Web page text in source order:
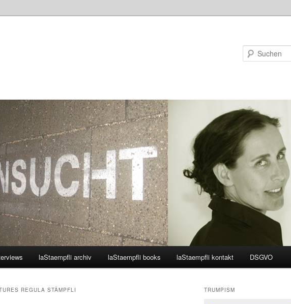
laStaempfli archiv laStaempfli books laStaempfli kontakt DSGVO
REGULA STÄMPFLI TRUMPISM